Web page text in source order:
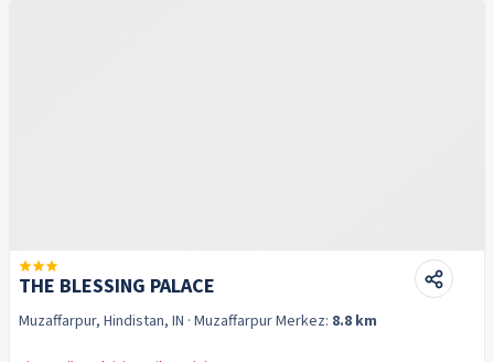
THE BLESSING PALACE
Muzaffarpur, Hindistan, IN · MuzaffarpurMerkez: 8.8 km